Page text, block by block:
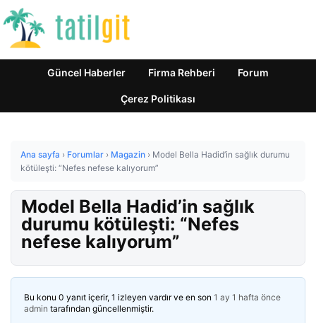
Güncel Haberler Firma Rehberi Forum
Çerez Politikası
Ana sayfa › Forumlar › Magazin › Model Bella Hadid’in sağlık durumu
kötüleşti: “Nefes nefese kalıyorum”
Model Bella Hadid’in sağlık
durumu kötüleşti: “Nefes
nefese kalıyorum”
Bu konu 0 yanıt içerir, 1 izleyen vardır ve en son 1 ay 1 hafta önce
admin tarafından güncellenmiştir.